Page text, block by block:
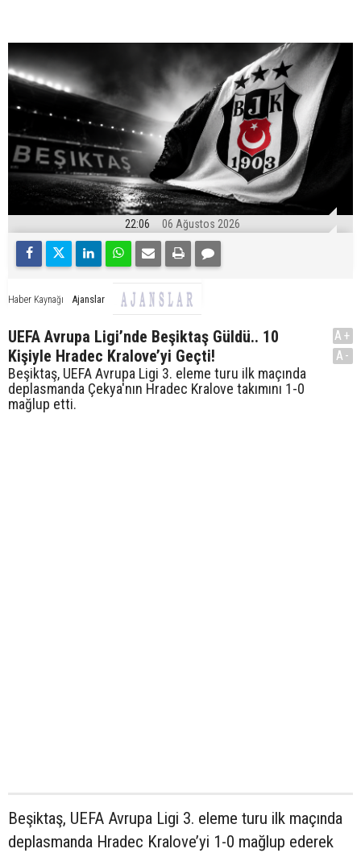
22:06 06 Ağustos 2026
Haber Kaynağı Ajanslar
UEFA Avrupa Ligi’nde Beşiktaş Güldü.. 10
Kişiyle Hradec Kralove’yi Geçti!
Beşiktaş, UEFA Avrupa Ligi 3. eleme turu ilk maçında
deplasmanda Çekya'nın Hradec Kralove takımını 1-0
mağlup etti.
A+
A-
Beşiktaş, UEFA Avrupa Ligi 3. eleme turu ilk maçında
deplasmanda Hradec Kralove’yi 1-0 mağlup ederek